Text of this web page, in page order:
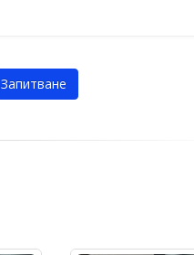
Запитване